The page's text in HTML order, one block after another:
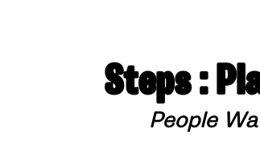
Steps :
People